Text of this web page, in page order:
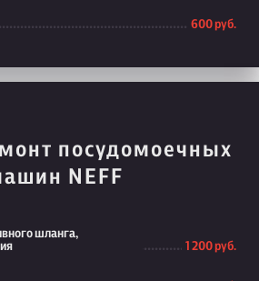
600 руб.
посудомоечных
NEFF
шланга,
1 200 руб.